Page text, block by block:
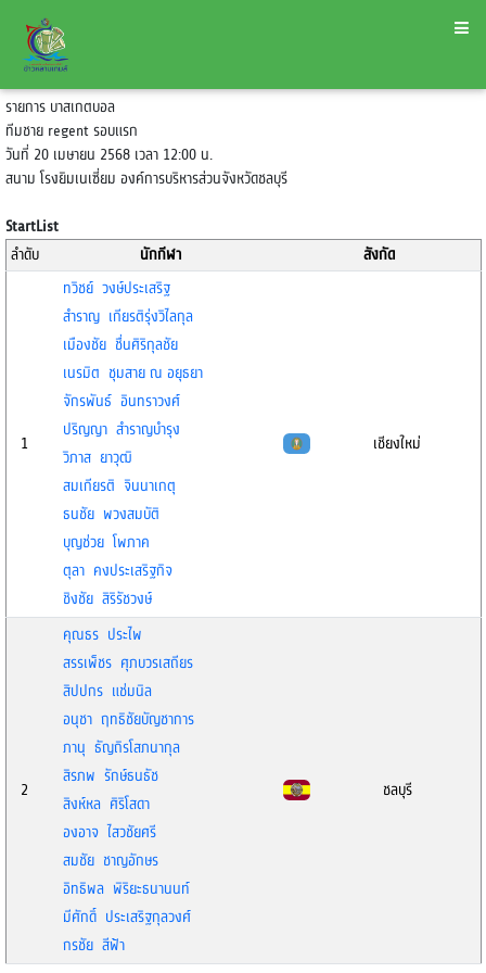
รายการ บาสเกตบอล
ทีมชาย regent รอบแรก
วันที่ 20 เมษายน 2568 เวลา 12:00 น.
สนาม โรงยิมเนเซี่ยม องค์การบริหารส่วนจังหวัดชลบุรี
StartList
ลำดับ
นักกีฬา สังกัด
1
ทวิชย์ วงษ์ประเสริฐ
สำราญ เกียรติรุ่งวิไลกุล
เมืองชัย ชื่นศิริกุลชัย
เนรมิต ชุมสาย ณ อยุธยา
จักรพันธ์ อินทราวงศ์
ปริญญา สำราญบำรุง
วิภาส ยาวุฒิ
สมเกียรติ จินนาเกตุ
ธนชัย พวงสมบัติ
บุญช่วย โพภาค
ตุลา คงประเสริฐกิจ
ชิงชัย สิริรัชวงษ์
เชียงใหม่
2
คุณธร ประไพ
สรรเพ็ชร ศุภบวรเสถียร
สิปปกร แช่มนิล
อนุชา ฤทธิชัยบัญชาการ
ภานุ ธัญถิรโสภนากุล
สิรภพ รักษ์ธนธัช
สิงห์หล ศิริโสดา
องอาจ ไสวชัยศรี
สมชัย ชาญอักษร
อิทธิพล พิริยะธนานนท์
มีศักดิ์ ประเสริฐกุลวงศ์
กรชัย สีฟ้า
ชลบุรี